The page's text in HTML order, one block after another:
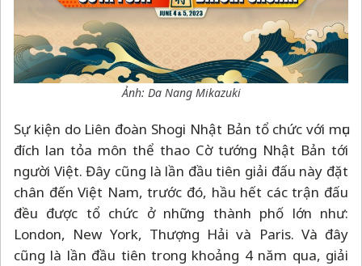
Ảnh: Da Nang Mikazuki
Sự kiện do Liên đoàn Shogi Nhật Bản tổ chức với mục
đích lan tỏa môn thể thao Cờ tướng Nhật Bản tới
người Việt. Đây cũng là lần đầu tiên giải đấu này đặt
chân đến Việt Nam, trước đó, hầu hết các trận đấu
đều được tổ chức ở những thành phố lớn như:
London, New York, Thượng Hải và Paris. Và đây
cũng là lần đầu tiên trong khoảng 4 năm qua, giải